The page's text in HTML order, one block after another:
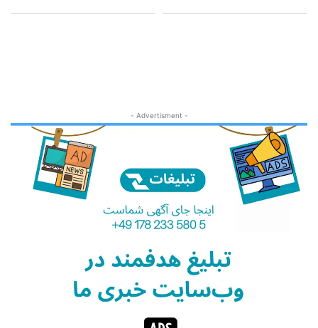
- Advertisment -